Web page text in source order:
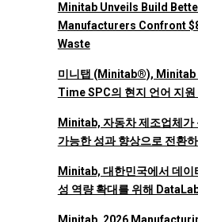
Minitab Unveils Build
Manufacturers Confront
Waste
미니탭 (Minitab®), Minitab
Time SPC의 현지 언어 지원
Minitab, 자동차 제조업체가
가능한 성과 향상으로 전환
Minitab, 대한민국에서 데이
성 역량 확대를 위해